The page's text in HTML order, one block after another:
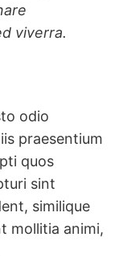
viverra.
odio
praesentium
quos
sint
similique
mollitia animi,